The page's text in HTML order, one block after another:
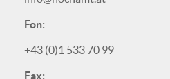
Fon:
+43 (0)1 533 70 99
Fax: